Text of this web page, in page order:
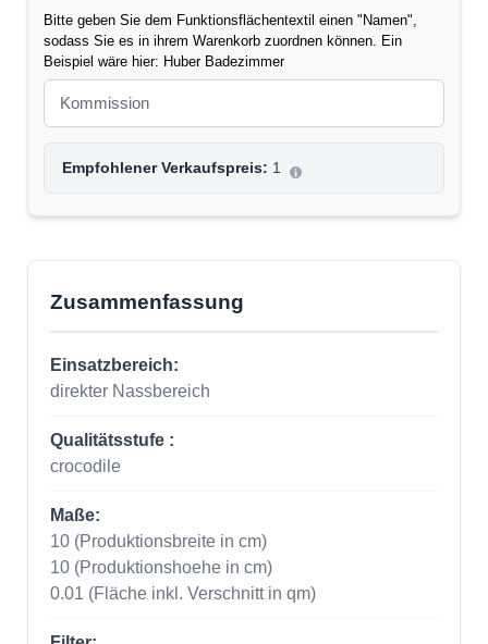
Bitte geben Sie dem Funktionsflächentextil einen "Namen",
sodass Sie es in ihrem Warenkorb zuordnen können. Ein
Beispiel wäre hier: Huber Badezimmer
Empfohlener Verkaufspreis: 1
Zusammenfassung
Einsatzbereich:
direkter Nassbereich
Qualitätsstufe :
crocodile
Maße:
10 (Produktionsbreite in cm)
10 (Produktionshoehe in cm)
0.01 (Fläche inkl. Verschnitt in qm)